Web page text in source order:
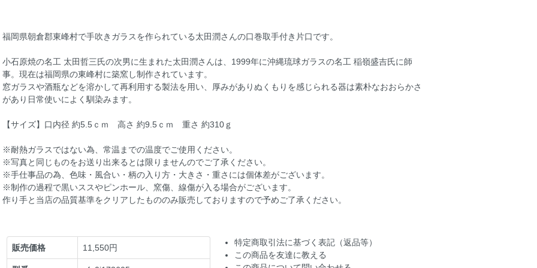
福岡県朝倉郡東峰村で手吹きガラスを作られている太田潤さんの口巻取手付き片口です。
小石原焼の名工 太田哲三氏の次男に生まれた太田潤さんは、1999年に沖縄琉球ガラスの名工 稲嶺盛吉氏に師
事。現在は福岡県の東峰村に築窯し制作されています。
窓ガラスや酒瓶などを溶かして再利用する製法を用い、厚みがありぬくもりを感じられる器は素朴なおおらかさ
があり日常使いによく馴染みます。
【サイズ】口内径 約5.5ｃｍ 高さ 約9.5ｃｍ 重さ 約310ｇ
※耐熱ガラスではない為、常温までの温度でご使用ください。
※写真と同じものをお送り出来るとは限りませんのでご了承ください。
※手仕事品の為、色味・風合い・柄の入り方・大きさ・重さには個体差がございます。
※制作の過程で黒いススやピンホール、窯傷、線傷が入る場合がございます。
作り手と当店の品質基準をクリアしたもののみ販売しておりますので予めご了承ください。
販売価格 11,550円
特定商取引法に基づく表記（返品等）
この商品を友達に教える